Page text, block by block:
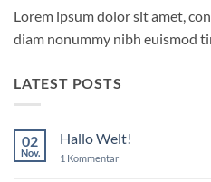
Lorem ipsum dolor sit amet,
diam nonummy nibh euismod
LATEST POSTS
02
Nov.
Hallo Welt!
1 Kommentarzu